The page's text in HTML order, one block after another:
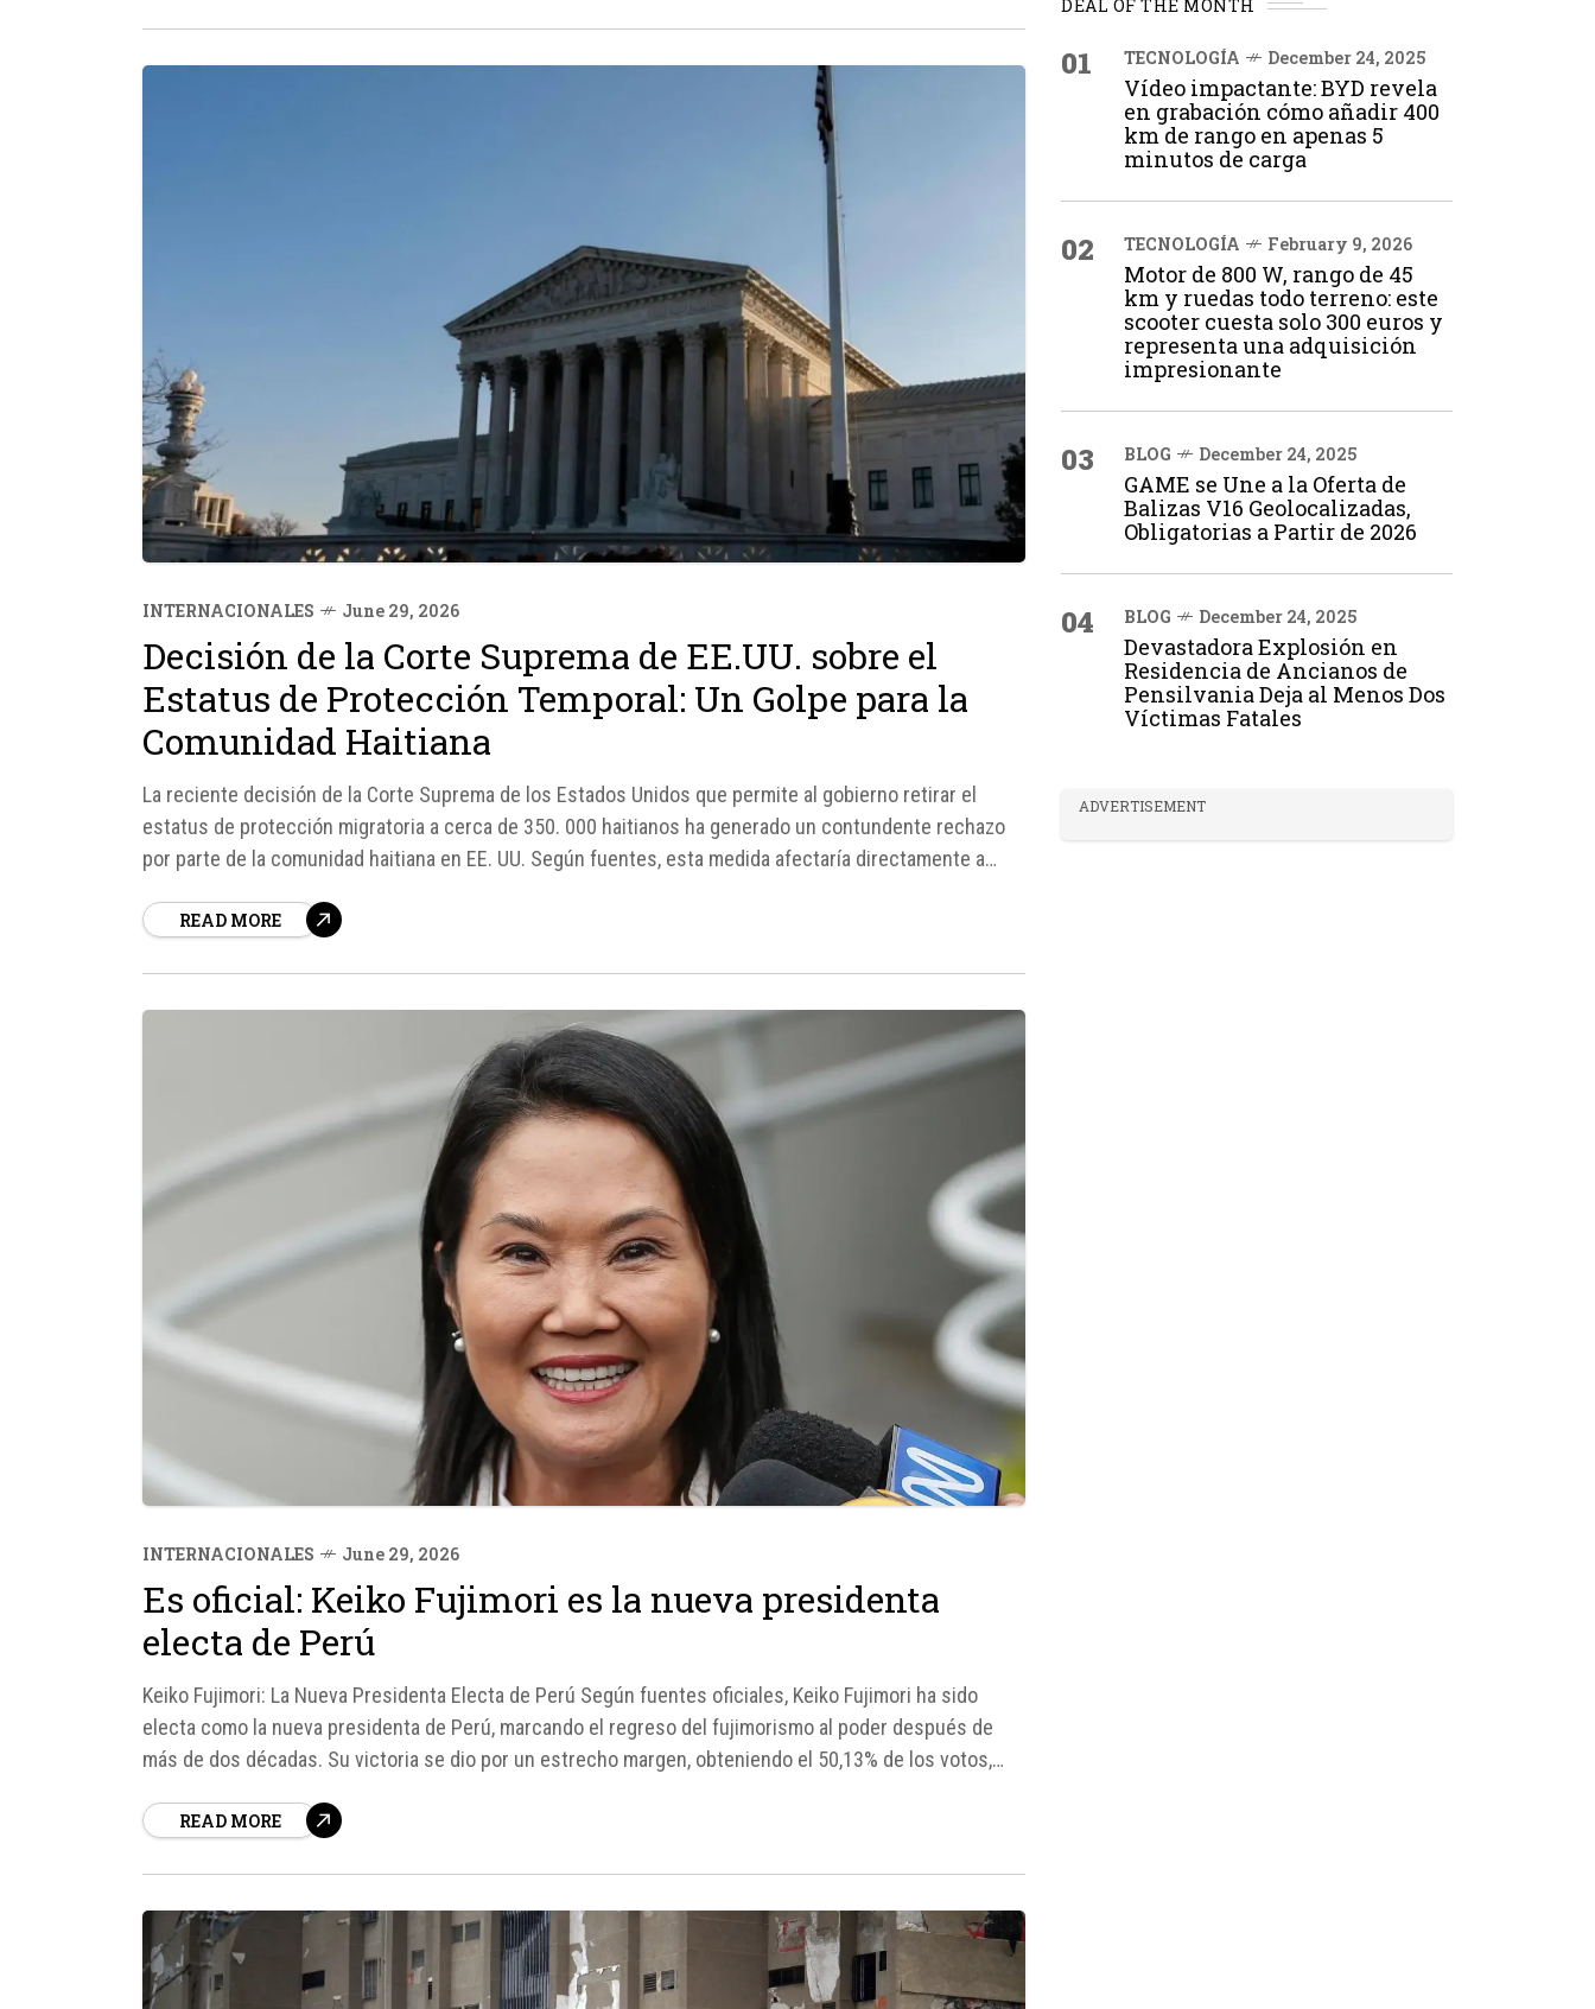
INTERNACIONALES June 29, 2026
Decisión de la Corte Suprema de EE.UU. sobre el
Estatus de Protección Temporal: Un Golpe para la
Comunidad Haitiana
La reciente decisión de la Corte Suprema de los Estados Unidos que permite al gobierno retirar el
estatus de protección migratoria a cerca de 350. 000 haitianos ha generado un contundente rechazo
por parte de la comunidad haitiana en EE. UU. Según fuentes, esta medida afectaría directamente a
READ MORE
INTERNACIONALES June 29, 2026
Es oficial: Keiko Fujimori es la nueva presidenta
electa de Perú
Keiko Fujimori: La Nueva Presidenta Electa de Perú Según fuentes oficiales, Keiko Fujimori ha sido
electa como la nueva presidenta de Perú, marcando el regreso del fujimorismo al poder después de
más de dos décadas. Su victoria se dio por un estrecho margen, obteniendo el 50,13% de los votos,
READ MORE
DEAL OF THE MONTH
01 TECNOLOGÍA December 24, 2025
Vídeo impactante: BYD revela
en grabación cómo añadir 400
km de rango en apenas 5
minutos de carga
02 TECNOLOGÍA February 9, 2026
Motor de 800 W, rango de 45
km y ruedas todo terreno: este
scooter cuesta solo 300 euros y
representa una adquisición
impresionante
03 BLOG December 24, 2025
GAME se Une a la Oferta de
Balizas V16 Geolocalizadas,
Obligatorias a Partir de 2026
04 BLOG December 24, 2025
Devastadora Explosión en
Residencia de Ancianos de
Pensilvania Deja al Menos Dos
Víctimas Fatales
ADVERTISEMENT